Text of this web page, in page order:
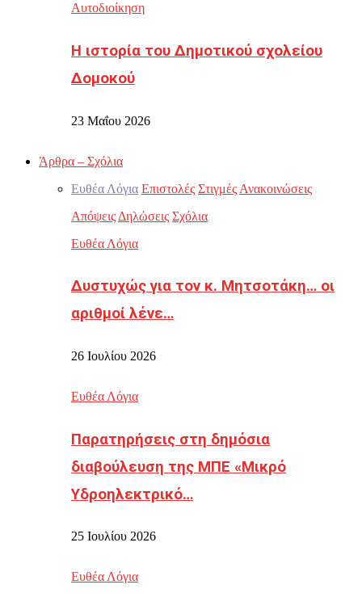
Αυτοδιοίκηση
Η ιστορία του Δημοτικού σχολείου
Δομοκού
23 Μαΐου 2026
Άρθρα – Σχόλια
Ευθέα Λόγια Επιστολές Στιγμές Ανακοινώσεις
Απόψεις Δηλώσεις Σχόλια
Ευθέα Λόγια
Δυστυχώς για τον κ. Μητσοτάκη… οι
αριθμοί λένε…
26 Ιουλίου 2026
Ευθέα Λόγια
Παρατηρήσεις στη δημόσια
διαβούλευση της ΜΠΕ «Μικρό
Υδροηλεκτρικό…
25 Ιουλίου 2026
Ευθέα Λόγια